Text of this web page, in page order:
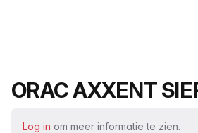
Productnaam
ORAC AXXENT
Log in om meer informatie te zien.